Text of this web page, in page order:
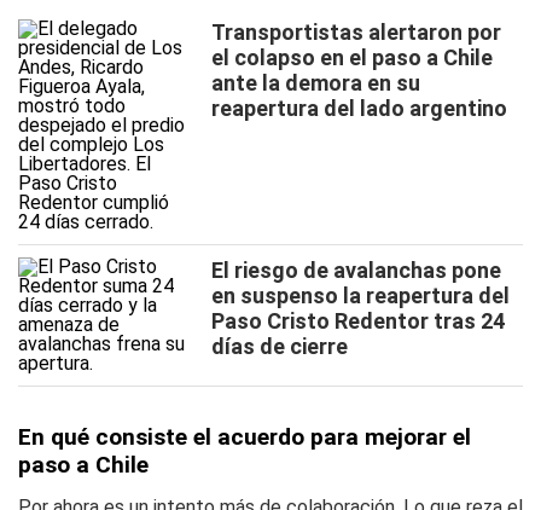
Transportistas alertaron por
el colapso en el paso a Chile
ante la demora en su
reapertura del lado argentino
El riesgo de avalanchas pone
en suspenso la reapertura del
Paso Cristo Redentor tras 24
días de cierre
En qué consiste el acuerdo para mejorar el
paso a Chile